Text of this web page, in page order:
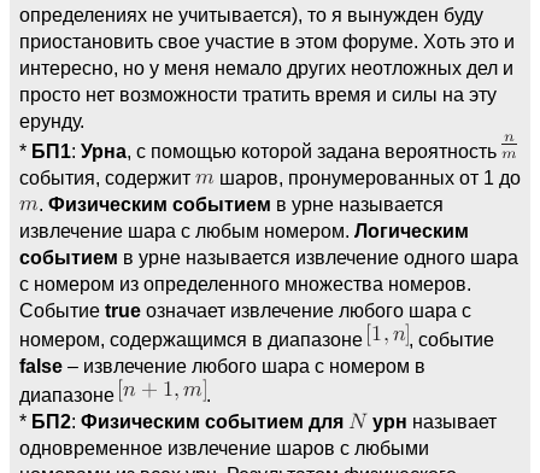
определениях не учитывается), то я вынужден буду
приостановить свое участие в этом форуме. Хоть это и
интересно, но у меня немало других неотложных дел и
просто нет возможности тратить время и силы на эту
ерунду.
* БП1: Урна, с помощью которой задана вероятность
события, содержит
шаров, пронумерованных от 1 до
. Физическим событием в урне называется
извлечение шара с любым номером. Логическим
событием в урне называется извлечение одного шара
с номером из определенного множества номеров.
Событие true означает извлечение любого шара с
номером, содержащимся в диапазоне
, событие
false – извлечение любого шара с номером в
диапазоне
.
* БП2: Физическим событием для урн называет
одновременное извлечение шаров с любыми